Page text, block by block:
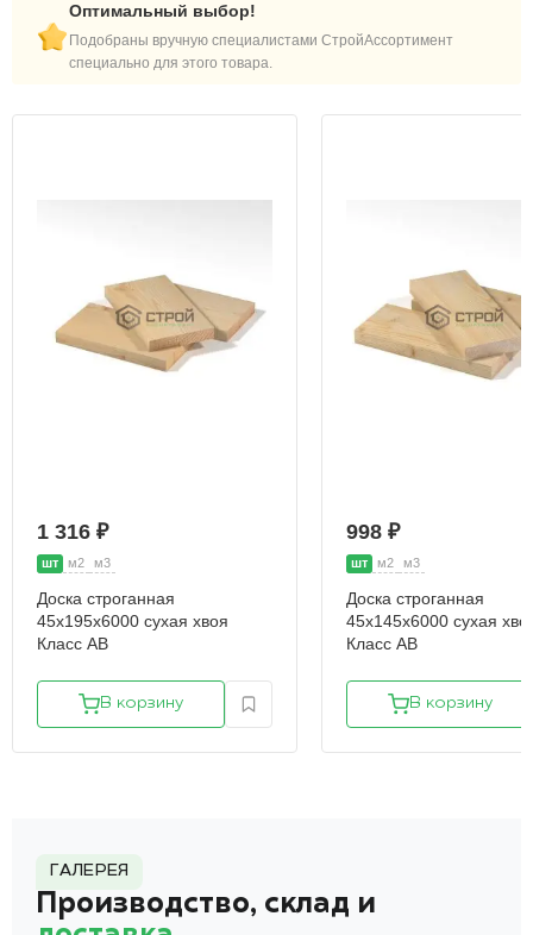
Оптимальный выбор!
Подобраны вручную специалистами СтройАссортимент
специально для этого товара.
1 316 ₽
шт м2 м3
Доска строганная
45х195х6000 сухая хвоя
Класс АВ
В корзину
998 ₽
шт м2 м3
Доска строганная
45х145х6000 сухая
Класс АВ
В корзину
ГАЛЕРЕЯ
Производство, склад и